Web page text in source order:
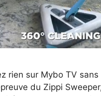
rien sur Mybo TV
du Zippi